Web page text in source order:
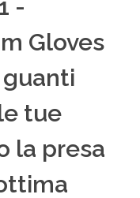
-
Gloves
guanti
tue
la presa